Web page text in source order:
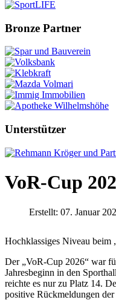
Bronze Partner
Unterstützer
VoR-Cup
Erstellt: 07. Januar
Hochklassiges Niveau beim
Der „VoR-Cup 2026“ war
Jahresbeginn in den
reichte es nur zu Platz 14.
positive Rückmeldungen